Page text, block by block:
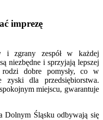
imprezę
i zgrany zespół w każdej
niezbędne i sprzyjają lepszej
rodzi dobre pomysły, co w
zyski dla przedsiębiorstwa.
miejscu, gwarantuje
Śląsku odbywają się